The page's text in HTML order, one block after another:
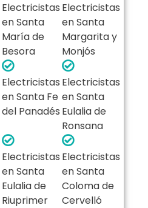
Electricistas
en Santa
María de
Besora
Electricistas
en Santa
Margarita y
Monjós
Electricistas
en Santa Fe
del Panadés
Electricistas
en Santa
Eulalia de
Ronsana
Electricistas
en Santa
Eulalia de
Riuprimer
Electricistas
en Santa
Coloma de
Cervelló